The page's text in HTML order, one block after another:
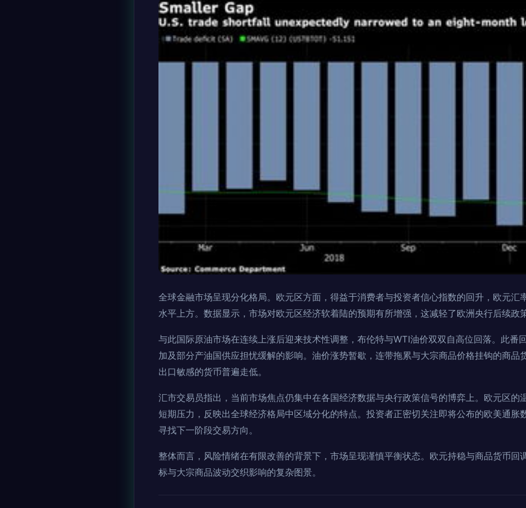
全球金融市场呈现分化格局。欧元区方面，得益于消费者与投资者信心指数的回升，欧元汇
水平上方。数据显示，市场对欧元区经济软着陆的预期有所增强，这减轻了欧洲央行后续政
与此国际原油市场在连续上涨后迎来技术性调整，布伦特与WTI油价双双自高位回落。此番
加及部分产油国供应担忧缓解的影响。油价涨势暂歇，连带拖累与大宗商品价格挂钩的商品
出口敏感的货币普遍走低。
汇市交易员指出，当前市场焦点仍集中在各国经济数据与央行政策信号的博弈上。欧元区的
短期压力，反映出全球经济格局中区域分化的特点。投资者正密切关注即将公布的欧美通胀
寻找下一阶段交易方向。
整体而言，风险情绪在有限改善的背景下，市场呈现谨慎平衡状态。欧元持稳与商品货币回
标与大宗商品波动交织影响的复杂图景。